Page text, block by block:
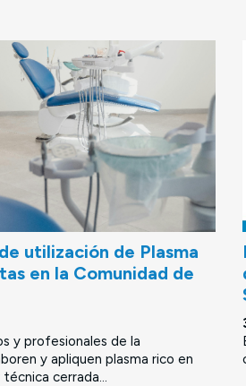
utilización de Plasma
en la Comunidad de
y profesionales de la
y apliquen plasma rico en
cerrada...